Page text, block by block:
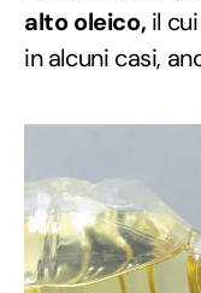
alto oleico, il
in alcuni casi,